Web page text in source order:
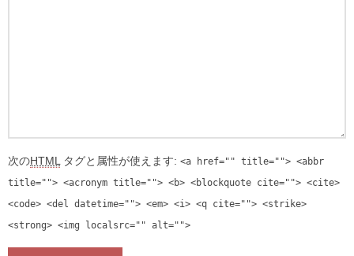
次のHTML タグと属性が使えます: <a href="" title=""> <abbr
title=""> <acronym title=""> <b> <blockquote cite=""> <cite>
<code> <del datetime=""> <em> <i> <q cite=""> <strike>
<strong> <img localsrc="" alt="">